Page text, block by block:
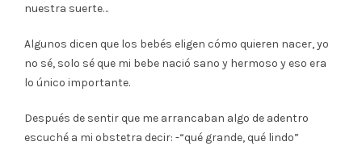
nuestra suerte…
Algunos dicen que los bebés eligen cómo quieren nacer, yo
no sé, solo sé que mi bebe nació sano y hermoso y eso era
lo único importante.
Después de sentir que me arrancaban algo de adentro
escuché a mi obstetra decir: -“qué grande, qué lindo”